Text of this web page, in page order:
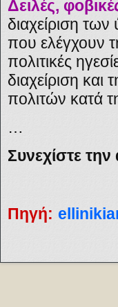
Δειλές,
διαχείριση
που ελέγχουν
πολιτικές
διαχείριση
πολιτών κατά
…
Συνεχίστε
Πηγή: